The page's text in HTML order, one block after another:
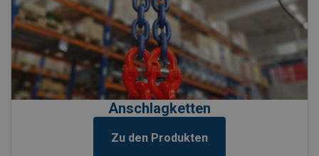
Anschlagketten
Zu den Produkten